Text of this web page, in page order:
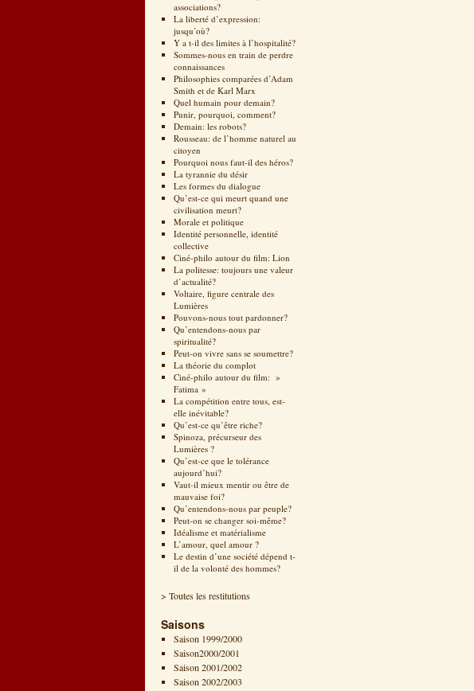
associations?
La liberté d’expression:
jusqu’où?
Y a t-il des limites à l’hospitalité?
Sommes-nous en train de perdre
connaissances
Philosophies comparées d’Adam
Smith et de Karl Marx
Quel humain pour demain?
Punir, pourquoi, comment?
Demain: les robots?
Rousseau: de l’homme naturel au
citoyen
Pourquoi nous faut-il des héros?
La tyrannie du désir
Les formes du dialogue
Qu’est-ce qui meurt quand une
civilisation meurt?
Morale et politique
Identité personnelle, identité
collective
Ciné-philo autour du film: Lion
La politesse: toujours une valeur
d’actualité?
Voltaire, figure centrale des
Lumières
Pouvons-nous tout pardonner?
Qu’entendons-nous par
spiritualité?
Peut-on vivre sans se soumettre?
La théorie du complot
Ciné-philo autour du film: »
Fatima »
La compétition entre tous, est-
elle inévitable?
Qu’est-ce qu’être riche?
Spinoza, précurseur des
Lumières ?
Qu’est-ce que le tolérance
aujourd’hui?
Vaut-il mieux mentir ou être de
mauvaise foi?
Qu’entendons-nous par peuple?
Peut-on se changer soi-même?
Idéalisme et matérialisme
L’amour, quel amour ?
Le destin d’une société dépend t-
il de la volonté des hommes?
> Toutes les restitutions
Saisons
Saison 1999/2000
Saison2000/2001
Saison 2001/2002
Saison 2002/2003